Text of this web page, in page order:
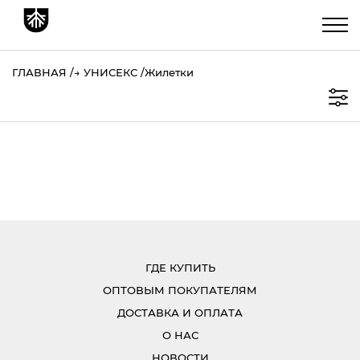
ГЛАВНАЯ → УНИСЕКС Жилетки
ГДЕ КУПИТЬ
ОПТОВЫМ ПОКУПАТЕЛЯМ
ДОСТАВКА И ОПЛАТА
О НАС